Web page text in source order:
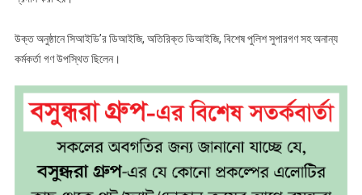
উক্ত অনুষ্ঠানে সিআইডি’র ডিআইজি, অতিরিক্ত ডিআইজি, বিশেষ পুলিশ সুপারগণ সহ অনান্য
কর্মকর্তা গণ উপস্থিত ছিলেন।